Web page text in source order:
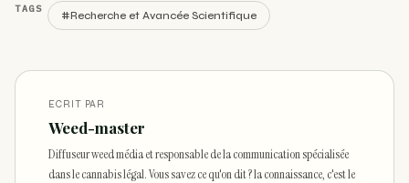
TAGS
#Recherche et Avancée Scientifique
ECRIT PAR
Weed-master
Diffuseur weed média et responsable de la communication spécialisée
dans le cannabis légal. Vous savez ce qu'on dit ? la connaissance, c'est le